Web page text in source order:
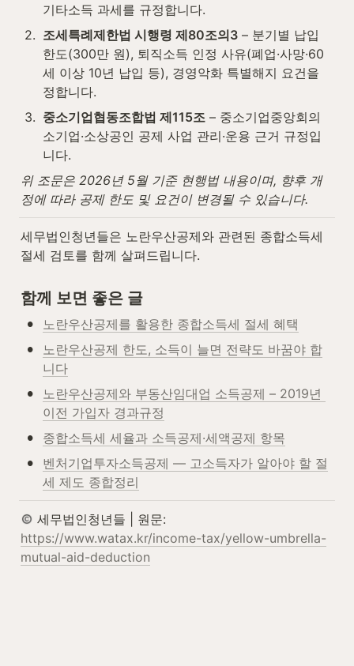
기타소득 과세를 규정합니다.
2. 조세특례제한법 시행령 제80조의3 – 분기별 납입
한도(300만 원), 퇴직소득 인정 사유(폐업·사망·60
세 이상 10년 납입 등), 경영악화 특별해지 요건을
정합니다.
3. 중소기업협동조합법 제115조 – 중소기업중앙회의
소기업·소상공인 공제 사업 관리·운용 근거 규정입
니다.
위 조문은 2026년 5월 기준 현행법 내용이며, 향후 개
정에 따라 공제 한도 및 요건이 변경될 수 있습니다.
세무법인청년들은 노란우산공제와 관련된 종합소득세
절세 검토를 함께 살펴드립니다.
함께 보면 좋은 글
• 노란우산공제를 활용한 종합소득세 절세 혜택
•
노란우산공제 한도, 소득이 늘면 전략도 바꿈야 합
니다
•
노란우산공제와 부동산임대업 소득공제 – 2019년
이전 가입자 경과규정
• 종합소득세 세율과 소득공제·세액공제 항목
•
벤처기업투자소득공제 — 고소득자가 알아야 할 절
세 제도 종합정리
https://www.watax.kr/income-tax/yellow-umbrella-
mutual-aid-deduction